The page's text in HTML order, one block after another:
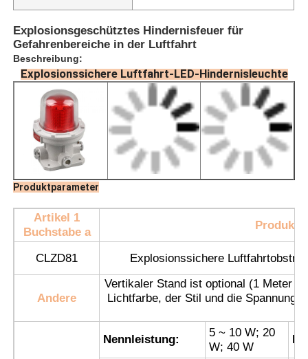
Explosionsgeschütztes Hindernisfeuer für
Gefahrenbereiche in der Luftfahrt
Beschreibung:
Explosionssichere Luftfahrt-LED-Hindernisleuchte
Produktparameter
Artikel 1
Buchstabe a
CLZD81 Explosionssichere
Andere
Vertikaler Stand ist optional (1 Meter
Lichtfarbe, der Stil und die Spannung
Nennleistung:
5 ~ 10 W; 20
W; 40 W